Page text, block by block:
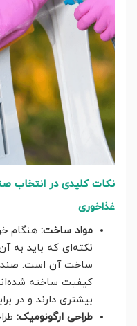
نکات کلیدی در انتخاب
غذاخوری
مواد ساخت: هنگام
نکته‌ای که باید به
ساخت آن است.
کیفیت ساخته
بیشتری دارند و در
طراحی ارگونومیک: